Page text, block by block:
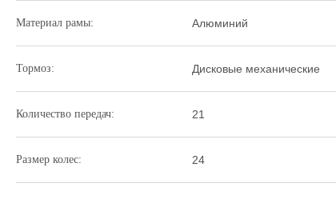
Материал рамы: Алюминий
Тормоз: Дисковые механические
Количество передач: 21
Размер колес: 24